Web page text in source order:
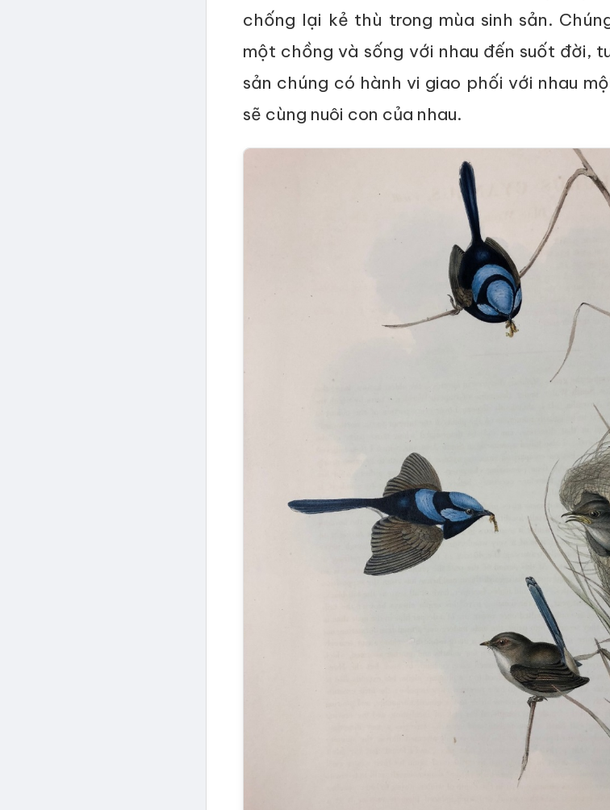
chống lại kẻ thù trong mùa sinh sản.
một chồng và sống với nhau đến suốt đời,
sản chúng có hành vi giao phối với nhau
sẽ cùng nuôi con của nhau.